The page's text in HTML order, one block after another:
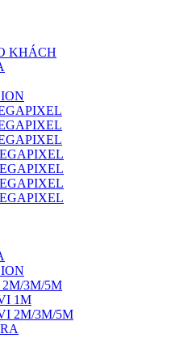
KHÁCH
3M/5M
1M
2M/3M/5M